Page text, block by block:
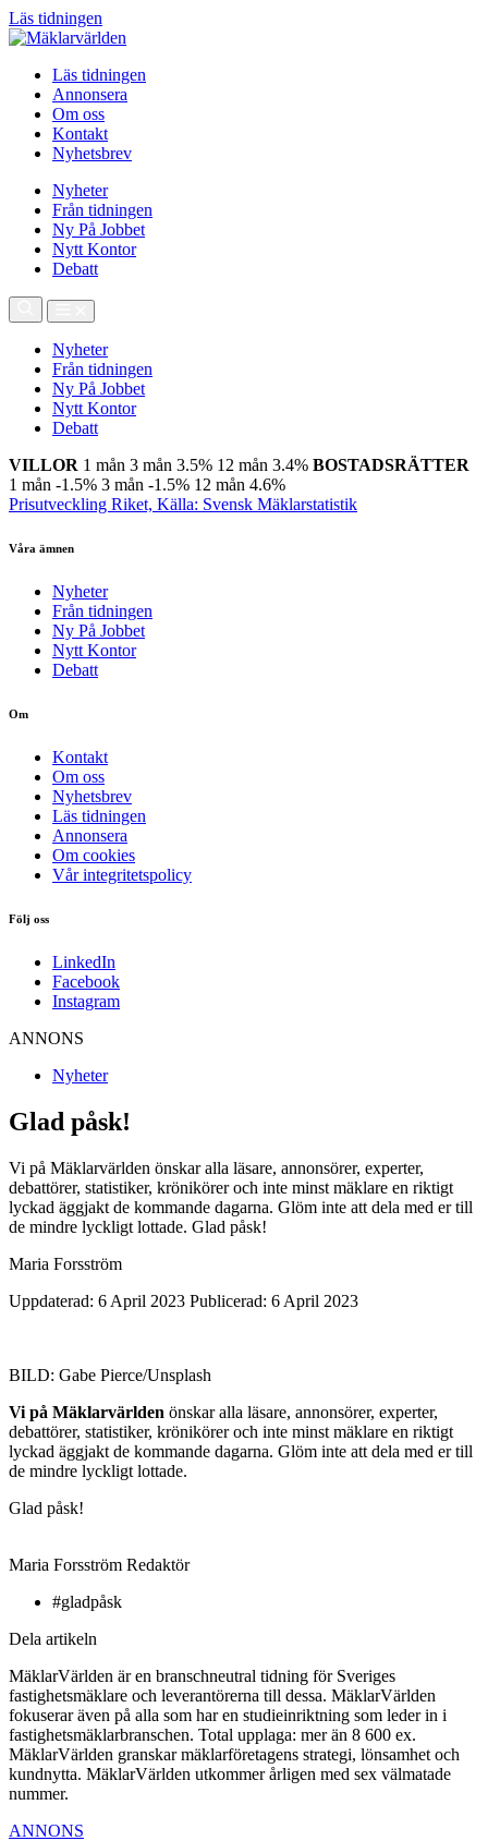
Läs tidningen
Läs tidningen
Annonsera
Om oss
Kontakt
Nyhetsbrev
Nyheter
Från tidningen
Ny På Jobbet
Nytt Kontor
Debatt
Nyheter
Från tidningen
Ny På Jobbet
Nytt Kontor
Debatt
VILLOR 1 mån 3 mån 3.5% 12 mån 3.4% BOSTADSRÄTTER
1 mån -1.5% 3 mån -1.5% 12 mån 4.6%
Prisutveckling Riket, Källa: Svensk Mäklarstatistik
Våra ämnen
Nyheter
Från tidningen
Ny På Jobbet
Nytt Kontor
Debatt
Om
Kontakt
Om oss
Nyhetsbrev
Läs tidningen
Annonsera
Om cookies
Vår integritetspolicy
Följ oss
LinkedIn
Facebook
Instagram
ANNONS
Nyheter
Glad påsk!
Vi på Mäklarvärlden önskar alla läsare, annonsörer, experter,
debattörer, statistiker, krönikörer och inte minst mäklare en riktigt
lyckad äggjakt de kommande dagarna. Glöm inte att dela med er till
de mindre lyckligt lottade. Glad påsk!
Maria Forsström
Uppdaterad: 6 April 2023 Publicerad: 6 April 2023
BILD: Gabe Pierce/Unsplash
Vi på Mäklarvärlden önskar alla läsare, annonsörer, experter,
debattörer, statistiker, krönikörer och inte minst mäklare en riktigt
lyckad äggjakt de kommande dagarna. Glöm inte att dela med er till
de mindre lyckligt lottade.
Glad påsk!
Maria Forsström Redaktör
#gladpåsk
Dela artikeln
MäklarVärlden är en branschneutral tidning för Sveriges
fastighetsmäklare och leverantörerna till dessa. MäklarVärlden
fokuserar även på alla som har en studieinriktning som leder in i
fastighetsmäklarbranschen. Total upplaga: mer än 8 600 ex.
MäklarVärlden granskar mäklarföretagens strategi, lönsamhet och
kundnytta. MäklarVärlden utkommer årligen med sex välmatade
nummer.
ANNONS